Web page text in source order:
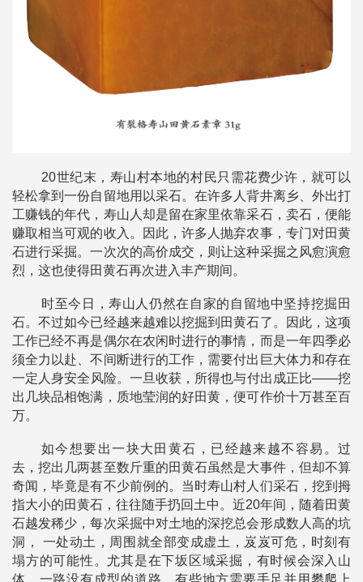
20世纪末，寿山村本地的村民只需花费少许，就可以
轻松拿到一份自留地用以采石。在许多人背井离乡、外出打
工赚钱的年代，寿山人却是留在家里依靠采石，卖石，便能
赚取相当可观的收入。因此，许多人抛弃农事，专门对田黄
石进行采掘。一次次的高价成交，则让这种采掘之风愈演愈
烈，这也使得田黄石再次进入丰产期间。
时至今日，寿山人仍然在自家的自留地中坚持挖掘田
石。不过如今已经越来越难以挖掘到田黄石了。因此，这项
工作已经不再是偶尔在农闲时进行的事情，而是一年四季必
须全力以赴、不间断进行的工作，需要付出巨大体力和存在
一定人身安全风险。一旦收获，所得也与付出成正比——挖
出几块品相饱满，质地莹润的好田黄，便可作价十万甚至百
万。
如今想要出一块大田黄石，已经越来越不容易。过
去，挖出几两甚至数斤重的田黄石虽然是大事件，但却不算
奇闻，毕竟是有不少前例的。当时寿山村人们采石，挖到拇
指大小的田黄石，往往随手扔回土中。近20年间，随着田黄
石越发稀少，每次采掘中对土地的深挖总会形成数人高的坑
洞， 一处动土，周围就全部变成虚土，岌岌可危，时刻有
塌方的可能性。尤其是在下坂区域采掘，有时候会深入山
体，一路没有成型的道路，有些地方需要手足并用攀爬上